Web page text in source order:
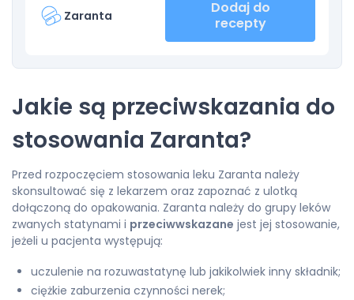
Zaranta
Dodaj do
recepty
Jakie są przeciwskazania do
stosowania Zaranta?
Przed rozpoczęciem stosowania leku Zaranta należy
skonsultować się z lekarzem oraz zapoznać z ulotką
dołączoną do opakowania. Zaranta należy do grupy leków
zwanych statynami i przeciwwskazane jest jej stosowanie,
jeżeli u pacjenta występują:
uczulenie na rozuwastatynę lub jakikolwiek inny składnik;
ciężkie zaburzenia czynności nerek;